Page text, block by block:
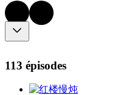
113 épisodes